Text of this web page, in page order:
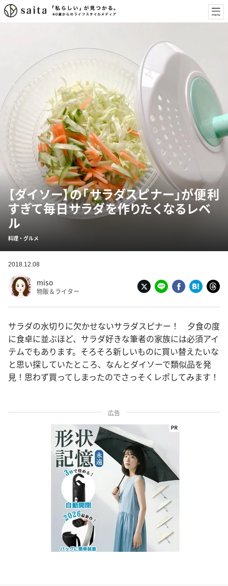
【ダイソー】の「サラダスピナー」が便利
すぎて毎日サラダを作りたくなるレベ
ル
料理・グルメ
2018.12.08
miso
物販＆ライター
サラダの水切りに欠かせないサラダスピナー！ 夕食の度
に食卓に並ぶほど、サラダ好きな筆者の家族には必須アイ
テムでもあります。そろそろ新しいものに買い替えたいな
と思い探していたところ、なんとダイソーで類似品を発
見！思わず買ってしまったのでさっそくレポしてみます！
広告